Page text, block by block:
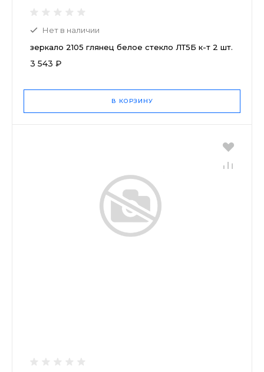
Нет в наличии
зеркало 2105 глянец белое стекло ЛТ5Б к-т 2 шт.
3 543 ₽
В КОРЗИНУ